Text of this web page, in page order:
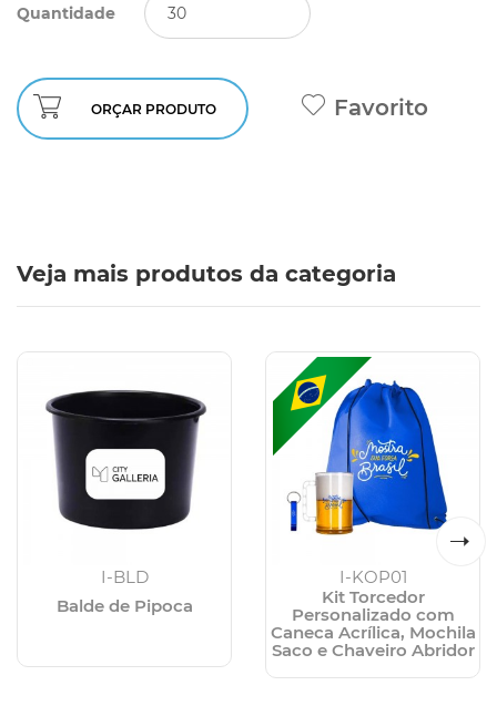
Quantidade
ORÇAR PRODUTO Favorito
Veja mais produtos da categoria
I-BLD
Balde de Pipoca
I-KOP01
Kit Torcedor
Personalizado com
Caneca Acrílica, Mochila
Saco e Chaveiro Abridor